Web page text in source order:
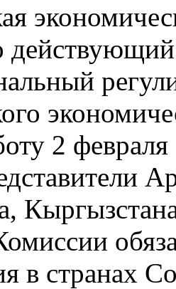
действующий
2
в странах